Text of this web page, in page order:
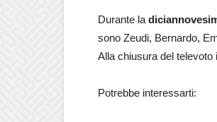
Durante la
sono Zeudi, Bernardo,
Alla chiusura del
Potrebbe interessarti: